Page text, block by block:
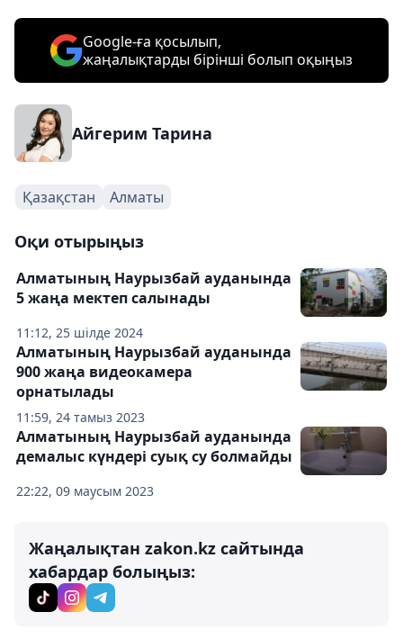
Google-ға қосылып,
жаңалықтарды бірінші болып оқыңыз
Айгерим Тарина
Қазақстан Алматы
Оқи отырыңыз
11:12, 25 шілде 2024
Алматының Наурызбай ауданында
5 жаңа мектеп салынады
11:59, 24 тамыз 2023
Алматының Наурызбай ауданында
900 жаңа видеокамера
орнатылады
22:22, 09 маусым 2023
Алматының Наурызбай ауданында
демалыс күндері суық су болмайды
Жаңалықтан zakon.kz сайтында
хабардар болыңыз: